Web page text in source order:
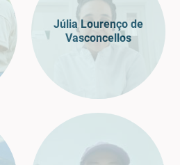
Júlia Lourenço de
Vasconcellos